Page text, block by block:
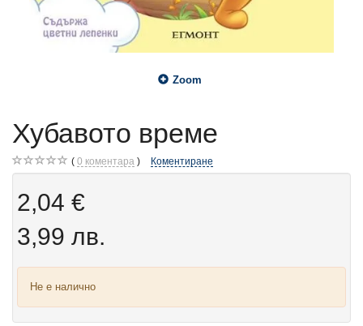
Zoom
Хубавото време
0 коментара Коментиране
2,04 €
3,99 лв.
Не е налично